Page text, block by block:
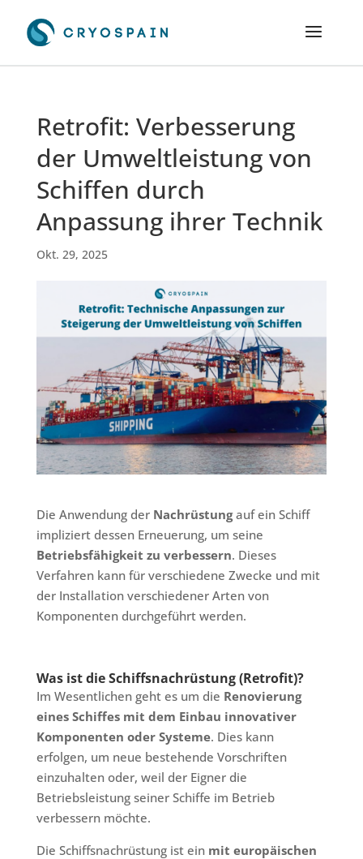
Retrofit: Verbesserung
der Umweltleistung von
Schiffen durch
Anpassung ihrer Technik
Okt. 29, 2025
Die Anwendung der Nachrüstungauf ein Schiff
impliziert dessen Erneuerung, um seine
Betriebsfähigkeit zu verbessern. Dieses
Verfahren kann für verschiedene Zwecke und mit
der Installation verschiedener Arten von
Komponenten durchgeführt werden.
Was ist die Schiffsnachrüstung (Retrofit)?
Im Wesentlichen geht es um die Renovierung
eines Schiffes mit dem Einbau innovativer
Komponenten oder Systeme. Dies kann
erfolgen, um neue bestehende Vorschriften
einzuhalten oder, weil der Eigner die
Betriebsleistung seiner Schiffe im Betrieb
verbessern möchte.
Die Schiffsnachrüstung ist ein mit europäischen